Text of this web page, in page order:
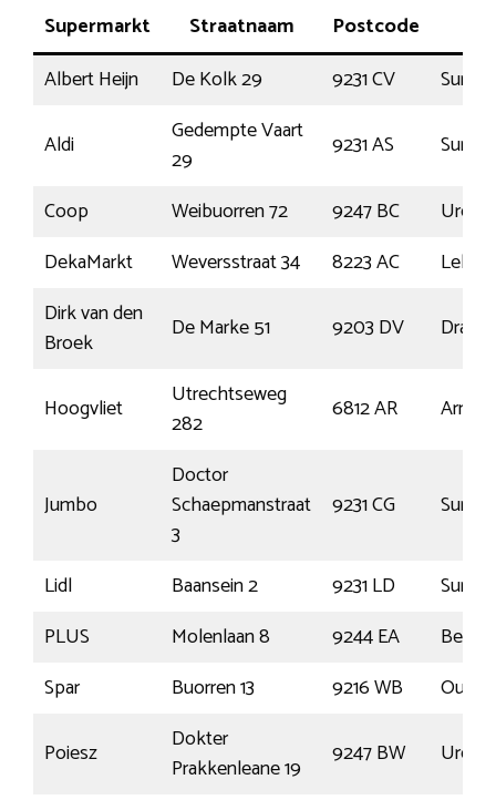
Supermarkt Straatnaam Postcode
Albert Heijn
De Kolk 29 9231 CV
Aldi
Gedempte Vaart
29
9231 AS
Coop
Weibuorren 72 9247 BC
DekaMarkt
Weversstraat 34 8223 AC
Dirk van den
Broek
De Marke 51 9203 DV
Hoogvliet
Utrechtseweg
282
6812 AR
Jumbo
Doctor
Schaepmanstraat
3
9231 CG
Lidl Baansein 2 9231 LD
PLUS
Molenlaan 8 9244 EA
Spar
Buorren 13 9216 WB
Poiesz
Dokter
Prakkenleane 19
9247 BW